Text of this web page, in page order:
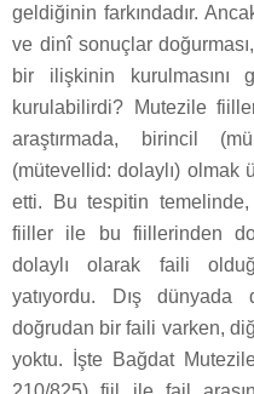
geldiğinin farkındadır.
ve dinî sonuçlar
bir ilişkinin kurulmasını
kurulabilirdi? Mutezile
araştırmada, birincil
(mütevellid: dolaylı) olmak
etti. Bu tespitin
fiiller ile bu fiillerinden
dolaylı olarak faili
yatıyordu. Dış dünyada
doğrudan bir faili varken,
yoktu. İşte Bağdat